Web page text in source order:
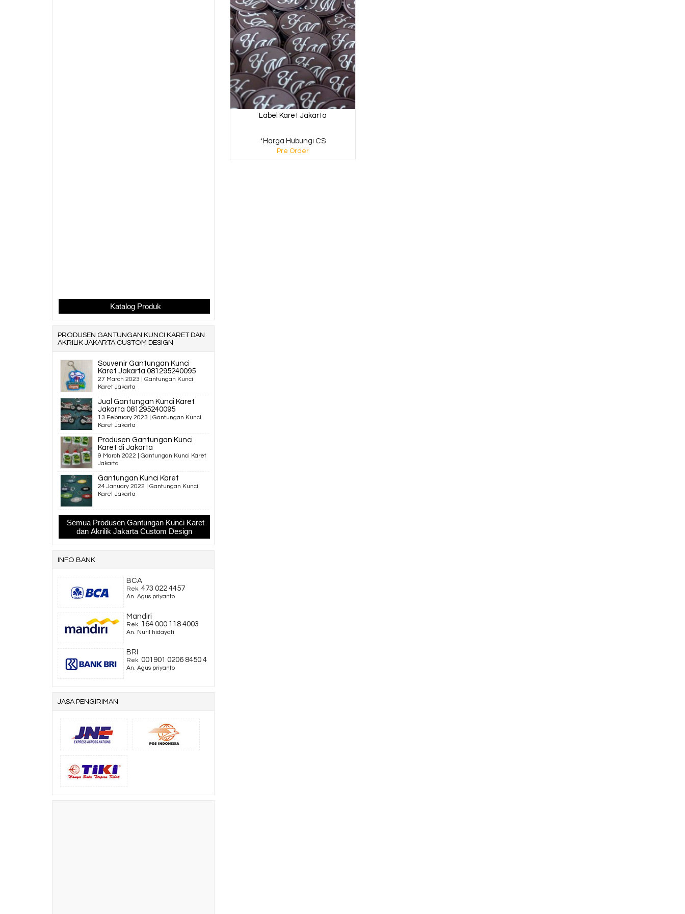
Label Karet Jakarta
*Harga Hubungi CS
Pre Order
Katalog Produk
PRODUSEN GANTUNGAN KUNCI KARET DAN
AKRILIK JAKARTA CUSTOM DESIGN
Souvenir Gantungan Kunci
Karet Jakarta 081295240095
27 March 2023 | Gantungan Kunci
Karet Jakarta
Jual Gantungan Kunci Karet
Jakarta 081295240095
13 February 2023 | Gantungan Kunci
Karet Jakarta
Produsen Gantungan Kunci
Karet di Jakarta
9 March 2022 | Gantungan Kunci Karet
Jakarta
Gantungan Kunci Karet
24 January 2022 | Gantungan Kunci
Karet Jakarta
Semua Produsen Gantungan Kunci Karet
dan Akrilik Jakarta Custom Design
INFO BANK
BCA
Rek. 473 022 4457
An. Agus priyanto
Mandiri
Rek. 164 000 118 4003
An. Nuril hidayati
BRI
Rek. 001901 0206 8450 4
An. Agus priyanto
JASA PENGIRIMAN